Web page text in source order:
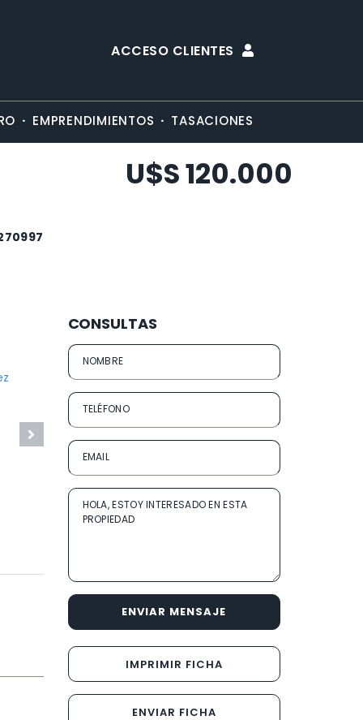
ACCESO CLIENTES
· EMPRENDIMIENTOS · TASACIONES
U$S 120.000
CONSULTAS
ENVIAR MENSAJE
IMPRIMIR FICHA
ENVIAR FICHA